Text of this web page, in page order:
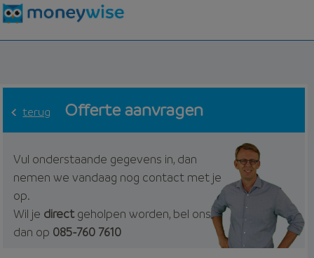
terug Offerte aanvragen
Vul onderstaande gegevens in, dan
nemen we vandaag nog contact met je
op.
Wil je directgeholpen worden, bel ons
dan op 085-760 7610